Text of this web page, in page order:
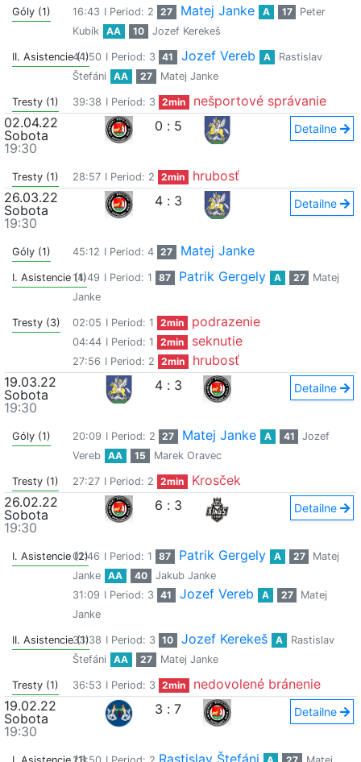
Góly (1) 16:43 I Period: 2 27 Matej Janke A 17
Peter
Kubík
AA 10 Jozef Kerekeš
II. Asistencie (1)
44:50 I Period: 3 41 Jozef Vereb A
Rastislav
Štefáni
AA 27 Matej Janke
Tresty (1) 39:38 I Period: 3 2min
nešportové správanie
02.04.22
Sobota
19:30
0 : 5 Detailne
Tresty (1) 28:57 I Period: 2 2min
hrubosť
26.03.22
Sobota
19:30
4 : 3 Detailne
Góly (1) 45:12 I Period: 4 27 Matej Janke
I. Asistencie (1)14:49 I Period: 1 87 Patrik Gergely A 27
Matej
Janke
Tresty (3) 02:05 I Period: 1 2min podrazenie
04:44 I Period: 1 2min seknutie
27:56 I Period: 2 2min
hrubosť
19.03.22
Sobota
19:30
4 : 3 Detailne
Góly (1) 20:09 I Period: 2 27 Matej Janke A 41
Jozef
Vereb
AA 15 Marek Oravec
Tresty (1) 27:27 I Period: 2 2min
Krosček
26.02.22
Sobota
19:30
6 : 3 Detailne
I. Asistencie (2)
01:46 I Period: 1 87 Patrik Gergely A 27
Matej
Janke
AA 40
Jakub Janke
31:09 I Period: 3 41 Jozef Vereb A 27
Matej
Janke
II. Asistencie (1)
33:38 I Period: 3 10 Jozef Kerekeš A
Rastislav
Štefáni
AA 27 Matej Janke
Tresty (1) 36:53 I Period: 3 2min
nedovolené bránenie
19.02.22
Sobota
19:30
3 : 7 Detailne
Rastislav Štefáni